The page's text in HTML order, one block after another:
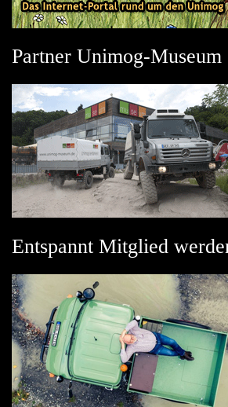
Partner Unimog-Museum
Entspannt Mitglied